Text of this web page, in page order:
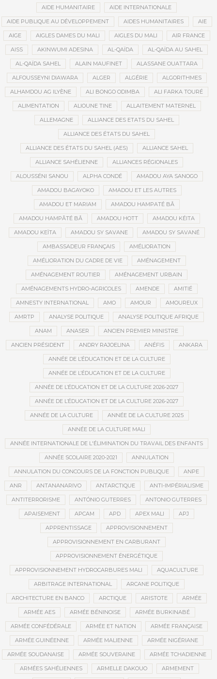
AIDE HUMANITAIRE AIDE INTERNATIONALE
AIDE PUBLIQUE AU DÉVELOPPEMENT AIDES HUMANITAIRES AIE
AIGE AIGLES DAMES DU MALI AIGLES DU MALI AIR FRANCE
AISS AKINWUMI ADESINA AL-QAÏDA AL-QAÏDA AU SAHEL
AL-QAÏDA SAHEL ALAIN MAUFINET ALASSANE OUATTARA
ALFOUSSEYNI DIAWARA ALGER ALGÉRIE ALGORITHMES
ALHAMDOU AG ILYÈNE ALI BONGO ODIMBA ALI FARKA TOURÉ
ALIMENTATION ALIOUNE TINE ALLAITEMENT MATERNEL
ALLEMAGNE ALLIANCE DES ETATS DU SAHEL
ALLIANCE DES ÉTATS DU SAHEL
ALLIANCE DES ÉTATS DU SAHEL (AES) ALLIANCE SAHEL
ALLIANCE SAHÉLIENNE ALLIANCES RÉGIONALES
ALOUSSÉNI SANOU ALPHA CONDÉ AMADOU AYA SANOGO
AMADOU BAGAYOKO AMADOU ET LES AUTRES
AMADOU ET MARIAM AMADOU HAMPATÉ BÂ
AMADOU HAMPÂTÉ BÂ AMADOU HOTT AMADOU KÉITA
AMADOU KEÏTA AMADOU SY SAVANE AMADOU SY SAVANÉ
AMBASSADEUR FRANÇAIS AMÉLIORATION
AMÉLIORATION DU CADRE DE VIE AMÉNAGEMENT
AMÉNAGEMENT ROUTIER AMÉNAGEMENT URBAIN
AMÉNAGEMENTS HYDRO-AGRICOLES AMENDE AMITIÉ
AMNESTY INTERNATIONAL AMO AMOUR AMOUREUX
AMRTP ANALYSE POLITIQUE ANALYSE POLITIQUE AFRIQUE
ANAM ANASER ANCIEN PREMIER MINISTRE
ANCIEN PRÉSIDENT ANDRY RAJOELINA ANÉFIS ANKARA
ANNÉE DE L’ÉDUCATION ET DE LA CULTURE
ANNÉE DE L’ÉDUCATION ET DE LA CULTURE
ANNÉE DE L’ÉDUCATION ET DE LA CULTURE 2026-2027
ANNÉE DE L’ÉDUCATION ET DE LA CULTURE 2026-2027
ANNÉE DE LA CULTURE ANNÉE DE LA CULTURE 2025
ANNÉE DE LA CULTURE MALI
ANNÉE INTERNATIONALE DE L'ÉLIMINATION DU TRAVAIL DES ENFANTS
ANNÉE SCOLAIRE 2020-2021 ANNULATION
ANNULATION DU CONCOURS DE LA FONCTION PUBLIQUE ANPE
ANR ANTANANARIVO ANTARCTIQUE ANTI-IMPÉRIALISME
ANTITERRORISME ANTÓNIO GUTERRES ANTONIO GUTERRES
APAISEMENT APCAM APD APEX MALI APJ
APPRENTISSAGE APPROVISIONNEMENT
APPROVISIONNEMENT EN CARBURANT
APPROVISIONNEMENT ÉNERGÉTIQUE
APPROVISIONNEMENT HYDROCARBURES MALI AQUACULTURE
ARBITRAGE INTERNATIONAL ARCANE POLITIQUE
ARCHITECTURE EN BANCO ARCTIQUE ARISTOTE ARMÉE
ARMÉE AES ARMÉE BÉNINOISE ARMÉE BURKINABÉ
ARMÉE CONFÉDÉRALE ARMÉE ET NATION ARMÉE FRANÇAISE
ARMÉE GUINÉENNE ARMÉE MALIENNE ARMÉE NIGÉRIANE
ARMÉE SOUDANAISE ARMÉE SOUVERAINE ARMÉE TCHADIENNE
ARMÉES SAHÉLIENNES ARMELLE DAKOUO ARMEMENT